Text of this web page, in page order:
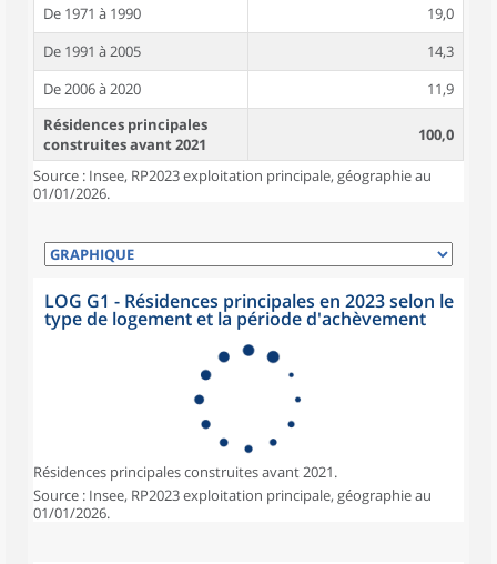
De 1971 à 1990
19,0
De 1991 à 2005
14,3
De 2006 à 2020
11,9
Résidences principales
construites avant 2021
100,0
Source : Insee, RP2023 exploitation principale, géographie au
01/01/2026.
LOG G1 - Résidences principales en 2023 selon le
type de logement et la période d'achèvement
Résidences principales construites avant 2021.
Source : Insee, RP2023 exploitation principale, géographie au
01/01/2026.